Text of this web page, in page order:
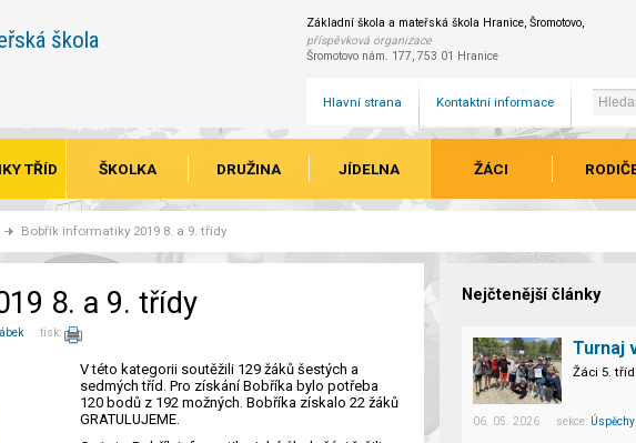
škola
Základní škola a mateřská škola Hranice, Šromotovo,
příspěvková organizace
Šromotovo nám. 177, 753 01 Hranice
Hlavní strana Kontaktní informace
TŘÍD ŠKOLKA DRUŽINA JÍDELNA ŽÁCI
Bobřík informatiky 2019 8. a 9. třídy
8. a 9. třídy
tisk:
V této kategorii soutěžili 129 žáků šestých a
sedmých tříd. Pro získání Bobříka bylo potřeba
120 bodů z 192 možných. Bobříka získalo 22 žáků
GRATULUJEME.
Nejčtenější články
Turnaj
Žáci 5. tříd
06. 05. 2026 sekce: